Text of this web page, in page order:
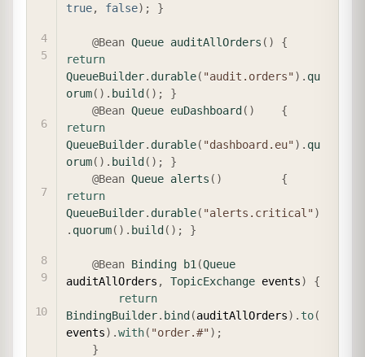
true, false) ; }
@Bean Queue auditAllOrders ( )
{
return
QueueBuilder. durable( "audit.orders") . qu
orum( ) . build ( ) ;
}
@Bean Queue euDashboard ( )
{
return
QueueBuilder. durable( "dashboard.eu") . qu
orum( ) . build ( ) ;
}
@Bean Queue alerts ( )
{
return
QueueBuilder. durable( "alerts.critical")
. quorum( ) . build ( ) ; }
@Bean Binding b1 (Queue
auditAllOrders , TopicExchange events)
{
return
BindingBuilder. bind (auditAllOrders) . to(
events) .with( "order.#") ;
}